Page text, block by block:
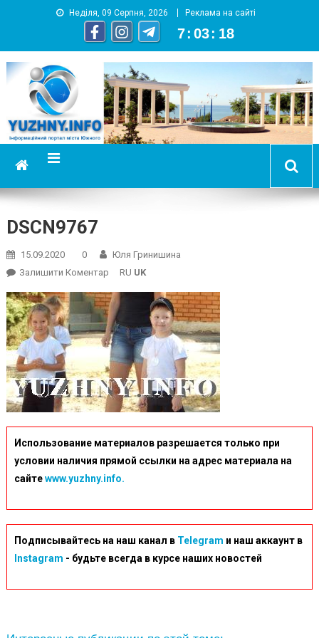
Неділя, 09 Серпня, 2026 Реклама на сайті
7 : 03 : 19
YUZHNY.INFO
информационный портал города Южный
DSCN9767
15.09.2020 0
Юля Гринишина
Залишити КоментарOn RU UK
Использование материалов разрешается только при
условии наличия прямой ссылки на адрес материала на
сайтеwww.yuzhny.info.
Подписывайтесь на наш канал в Telegram и наш аккаунт в
Instagram - будьте всегда в курсе наших новостей